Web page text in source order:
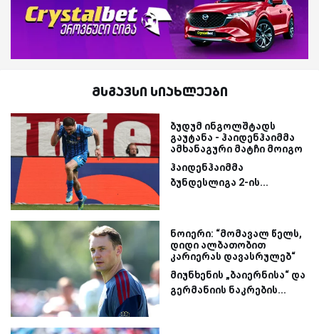
მსგავსი სიახლეები
ბუდუმ ინგოლშტადს
გაუტანა - ჰაიდენჰაიმმა
ამხანაგური მატჩი მოიგო
ჰაიდენჰაიმმა
ბუნდესლიგა 2-ის...
ნოიერი: “მომავალ წელს,
დიდი ალბათობით
კარიერას დავასრულებ“
მიუნხენის „ბაიერნისა“ და
გერმანიის ნაკრების...